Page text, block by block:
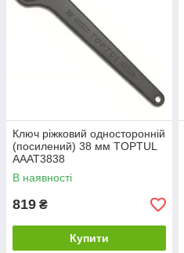
Ключ ріжковий односторонній
(посилений) 38 мм TOPTUL
AAAT3838
В наявності
819 ₴
Купити